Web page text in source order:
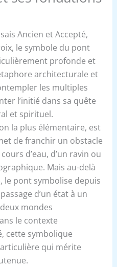
Ancien et Accepté,
le symbole du pont
profonde et
architecturale et
les multiples
l’initié dans sa quête
et spirituel.
la plus élémentaire, est
de franchir un obstacle
d’eau, d’un ravin ou
Mais au-delà
pont symbolise depuis
d’un état à un
mondes
le contexte
cette symbolique
qui mérite